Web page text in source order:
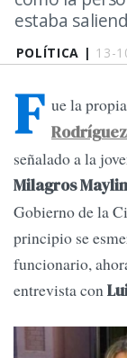
POLÍTICA | 13-
estaba
F ue la propia
señalado a la
Milagros Maylin
Gobierno de la
principio se
funcionario,
entrevista con